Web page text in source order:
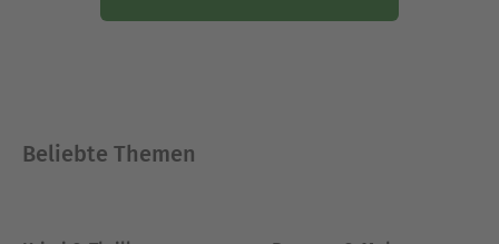
für ihr Lebenswerk ausgezeichnet. Sie starb am
Beliebte Themen